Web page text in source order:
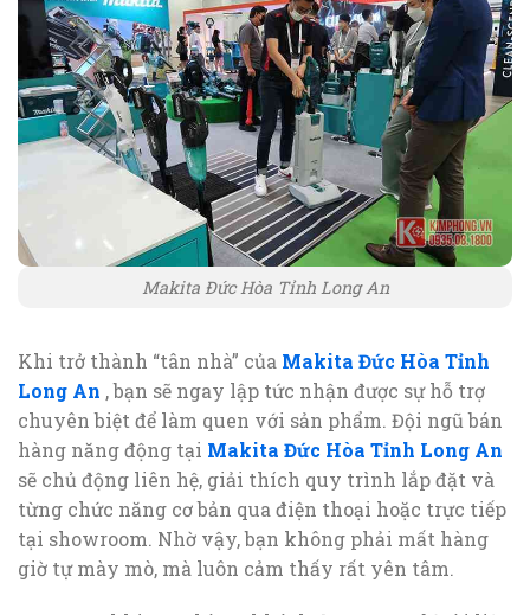
Makita Đức Hòa Tỉnh Long An
Khi trở thành “tân nhà” của Makita Đức Hòa Tỉnh
Long An , bạn sẽ ngay lập tức nhận được sự hỗ trợ
chuyên biệt để làm quen với sản phẩm. Đội ngũ bán
hàng năng động tại Makita Đức Hòa Tỉnh Long An
sẽ chủ động liên hệ, giải thích quy trình lắp đặt và
từng chức năng cơ bản qua điện thoại hoặc trực tiếp
tại showroom. Nhờ vậy, bạn không phải mất hàng
giờ tự mày mò, mà luôn cảm thấy rất yên tâm.